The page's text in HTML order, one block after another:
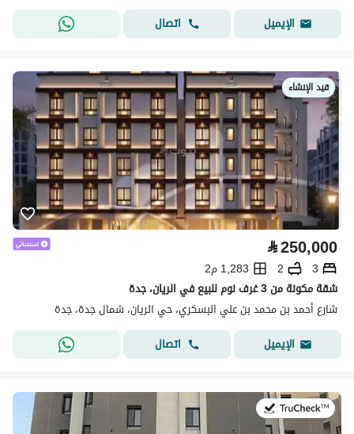
الإيميل
اتصال
قيد الإنشاء
⃁250,000
3
2
1,283 م2
شقة مكونة من 3 غرف نوم للبيع في الريان، جدة
شارع أحمد بن محمد بن علي البسكري، حي الريان، شمال جدة، جدة
الإيميل
اتصال